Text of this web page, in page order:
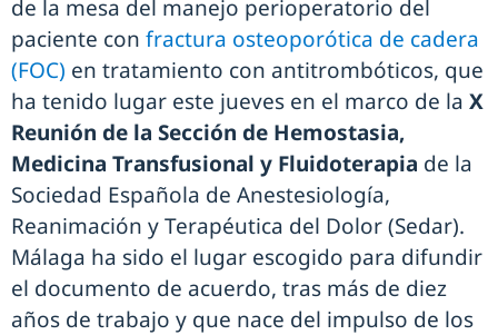
de la mesa del manejo perioperatorio del
paciente con fractura osteoporótica de cadera
(FOC) en tratamiento con antitrombóticos, que
ha tenido lugar este jueves en el marco de la X
Reunión de la Sección de Hemostasia,
Medicina Transfusional y Fluidoterapia de la
Sociedad Española de Anestesiología,
Reanimación y Terapéutica del Dolor (Sedar).
Málaga ha sido el lugar escogido para difundir
el documento de acuerdo, tras más de diez
años de trabajo y que nace del impulso de los